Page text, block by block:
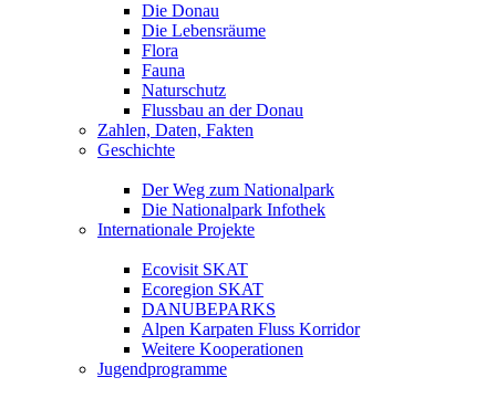
Die Donau
Die Lebensräume
Flora
Fauna
Naturschutz
Flussbau an der Donau
Zahlen, Daten, Fakten
Geschichte
Der Weg zum Nationalpark
Die Nationalpark Infothek
Internationale Projekte
Ecovisit SKAT
Ecoregion SKAT
DANUBEPARKS
Alpen Karpaten Fluss Korridor
Weitere Kooperationen
Jugendprogramme